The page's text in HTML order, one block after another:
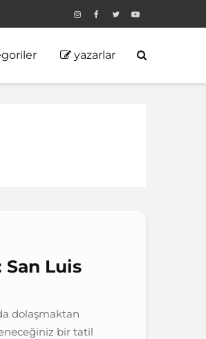
yazarlar
San Luis
dolaşmaktan
bir tatil